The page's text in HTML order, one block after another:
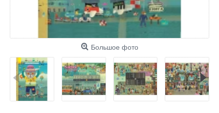
Большое фото